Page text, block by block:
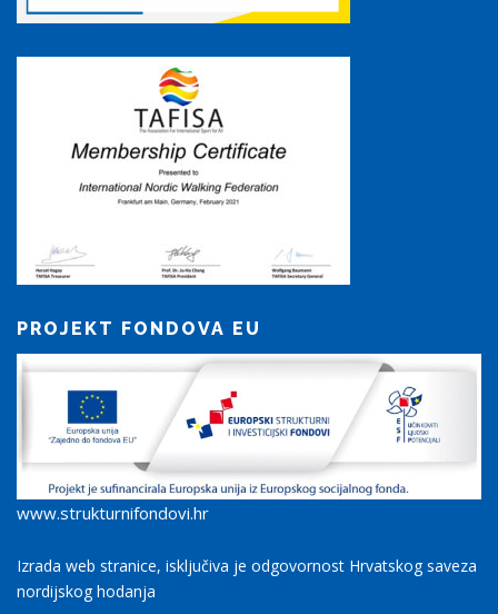
PROJEKT FONDOVA EU
www.strukturnifondovi.hr
Izrada web stranice, isključiva je odgovornost Hrvatskog saveza
nordijskog hodanja